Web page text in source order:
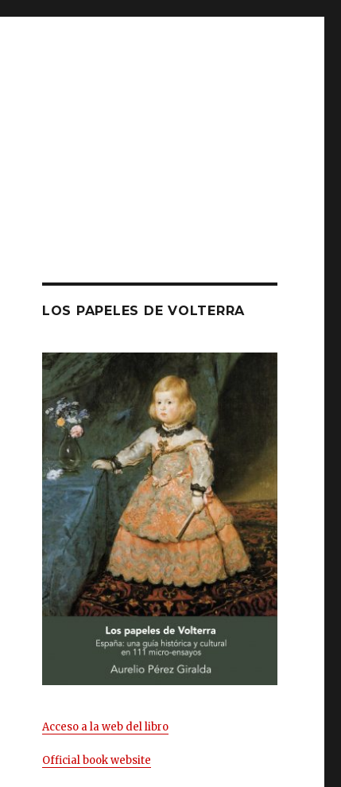
LOS PAPELES DE VOLTERRA
Acceso a la web del libro
Official book website